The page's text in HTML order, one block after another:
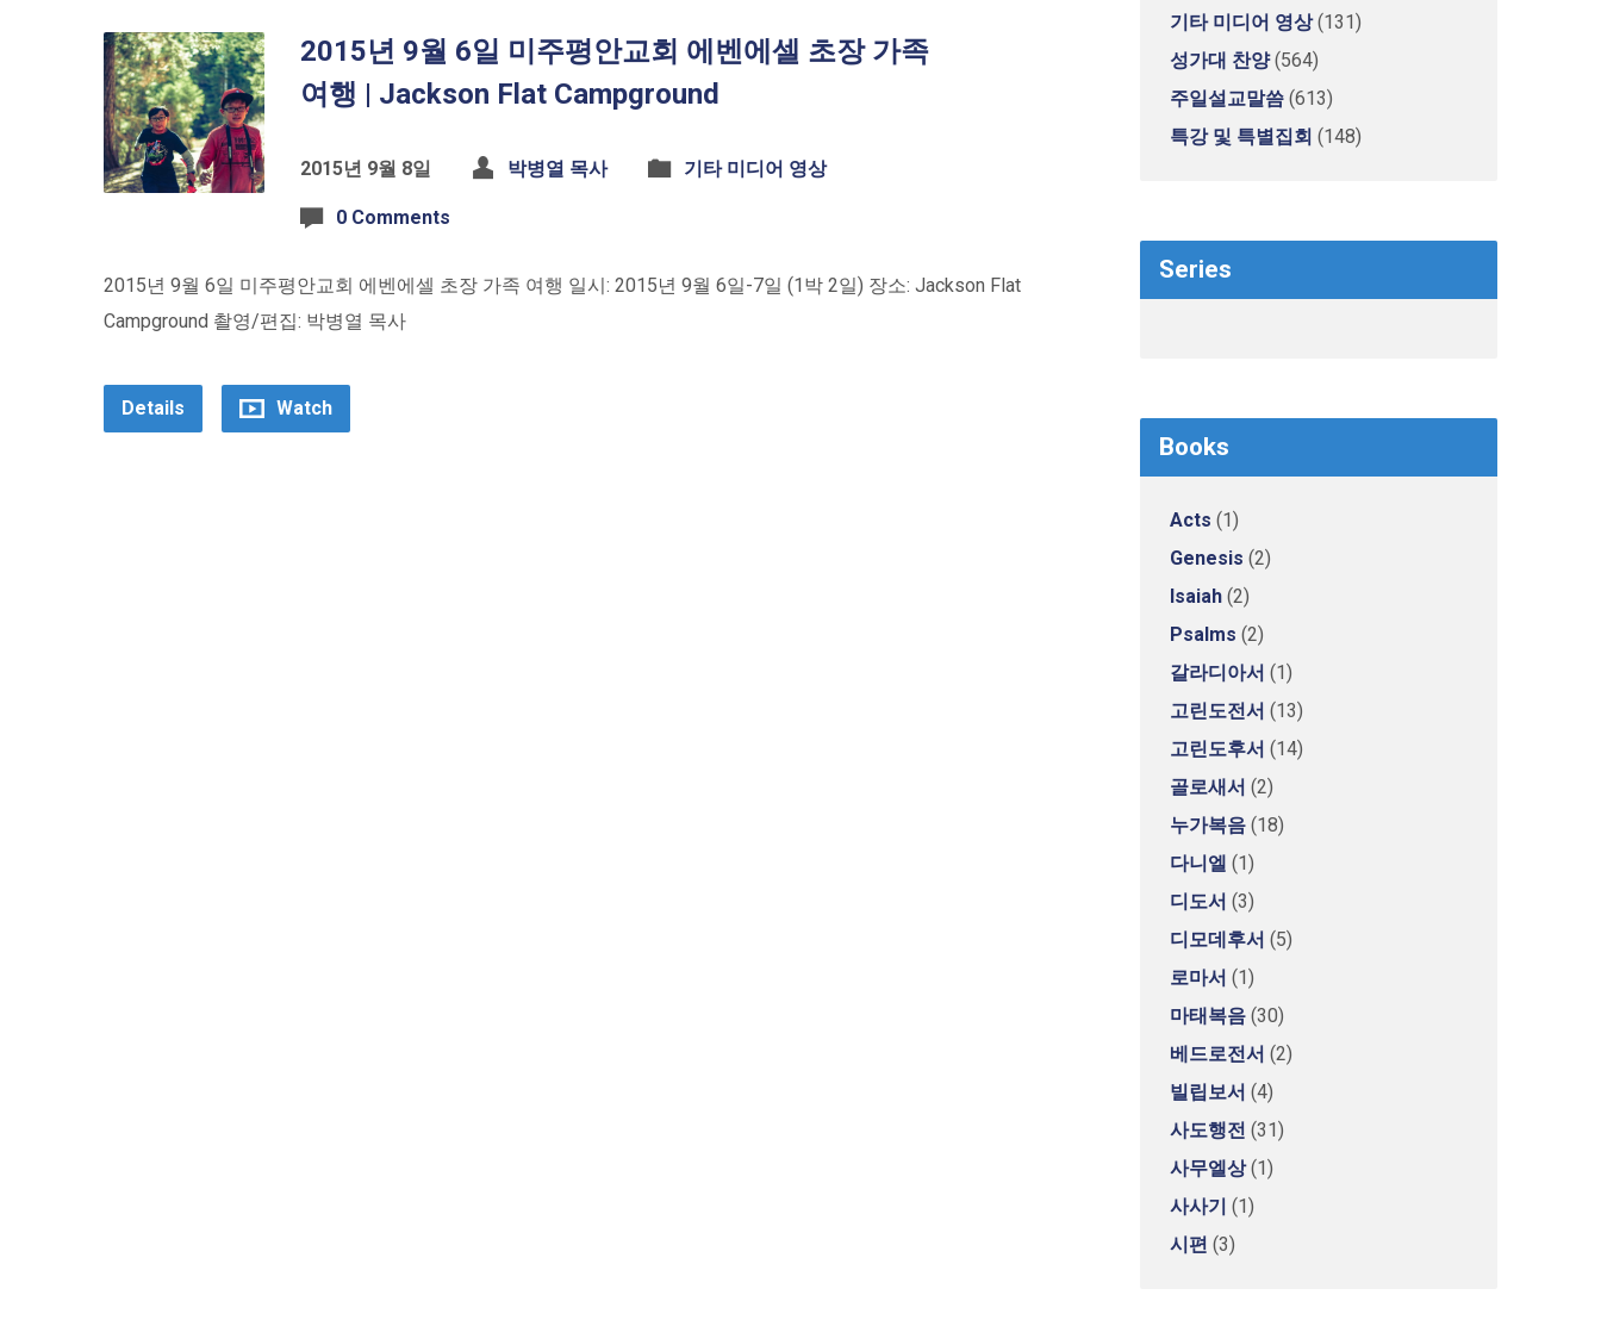
2015년 9월 6일 미주평안교회 에벤에셀 초장 가족
여행 | Jackson Flat Campground
2015년 9월 8일 박병열 목사 기타 미디어 영상
0 Comments
2015년 9월 6일 미주평안교회 에벤에셀 초장 가족 여행 일시: 2015년 9월 6일-7일 (1박 2일) 장소: Jackson Flat
Campground 촬영/편집: 박병열 목사
Details Watch
기타 미디어 영상(131)
성가대 찬양(564)
주일설교말씀 (613)
특강 및 특별집회 (148)
Series
Books
Acts (1)
Genesis (2)
Isaiah (2)
Psalms (2)
갈라디아서 (1)
고린도전서 (13)
고린도후서 (14)
골로새서 (2)
누가복음 (18)
다니엘 (1)
디도서 (3)
디모데후서 (5)
로마서 (1)
마태복음 (30)
베드로전서 (2)
빌립보서 (4)
사도행전 (31)
사무엘상(1)
사사기 (1)
시편 (3)